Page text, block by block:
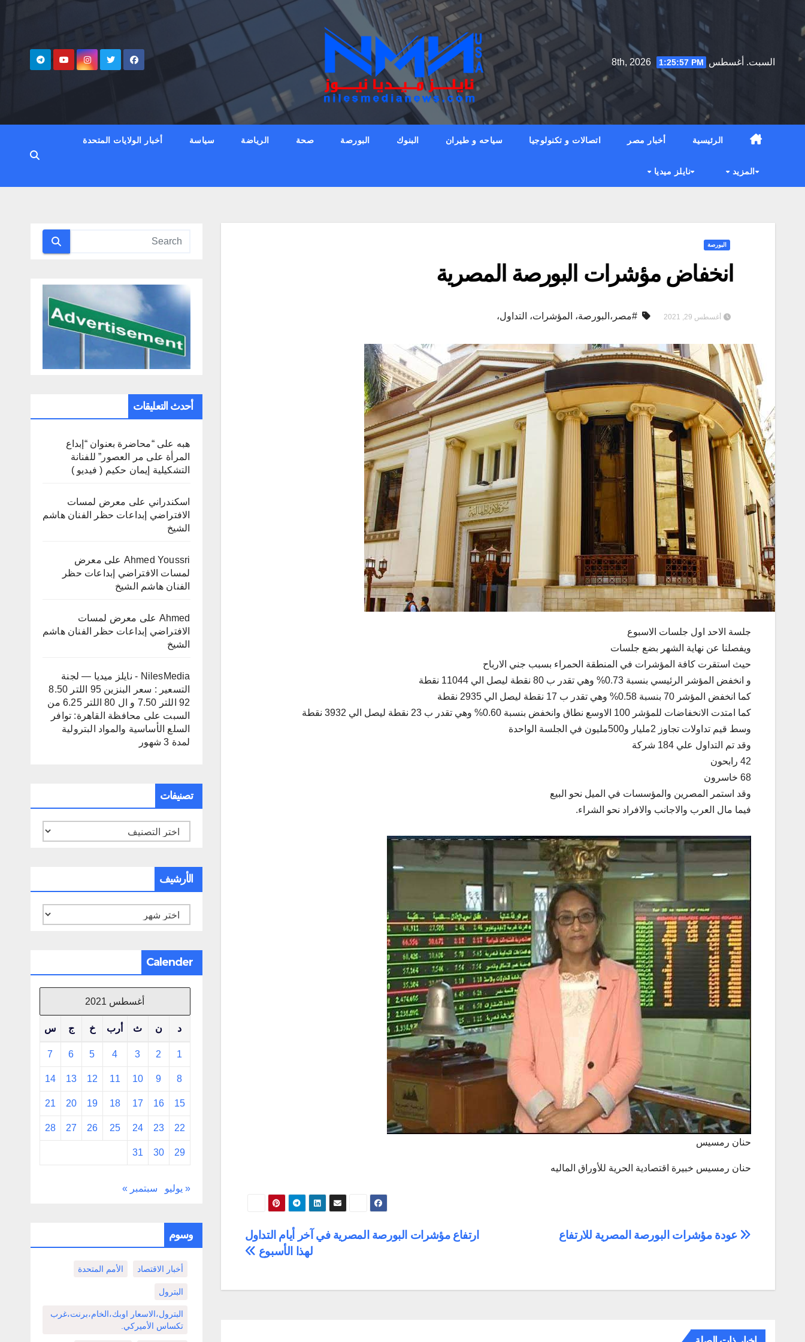
to
السبت. أغسطس 8th, 2026
1:25:59 PM
الرئيسية أخبار مصر اتصالات و تكنولوجيا سياحه و طيران البنوك البورصة صحة الرياضة سياسة أخبار الولايات المتحدة
المزيد نايلز ميديا
البورصة
انخفاض مؤشرات البورصة المصرية
أغسطس 29, 2021 #مصر،البورصة، المؤشرات، التداول،
جلسة الاحد اول جلسات الاسبوع
ويفصلنا عن نهاية الشهر بضع جلسات
حيث استقرت كافة المؤشرات في المنطقة الحمراء بسبب جني الارباح
و انخفض المؤشر الرئيسي بنسبة 0.73% وهي تقدر ب 80 نقطة ليصل الي 11044 نقطة
كما انخفض المؤشر 70 بنسبة 0.58% وهي تقدر ب 17 نقطة ليصل الي 2935 نقطة
كما امتدت الانخفاضات للمؤشر 100 الاوسع نطاق وانخفض بنسبة 0.60% وهي تقدر ب 23 نقطة ليصل الي 3932 نقطة
وسط قيم تداولات تجاوز 2مليار و500مليون في الجلسة الواحدة
وقد تم التداول علي 184 شركة
42 رابحون
68 خاسرون
وقد استمر المصرين والمؤسسات في الميل نحو البيع
فيما مال العرب والاجانب والافراد نحو الشراء.
حنان رمسيس
حنان رمسيس خبيرة اقتصادية الحرية للأوراق الماليه
تصفّح
ارتفاع مؤشرات البورصة المصرية في آخر أيام التداول
لهذا الأسبوع
عودة مؤشرات البورصة المصرية للارتفاع
أحدث التعليقات
هبه على“محاضرة بعنوان “إبداع
المرأة على مر العصور” للفنانة
التشكيلية إيمان حكيم ( فيديو )
اسكندراني على معرض لمسات
الافتراضي إبداعات حظر الفنان هاشم
الشيخ
Ahmed Youssri على معرض
لمسات الافتراضي إبداعات حظر
الفنان هاشم الشيخ
Ahmed على معرض لمسات
الافتراضي إبداعات حظر الفنان هاشم
الشيخ
NilesMedia - نايلز ميديا — لجنة
التسعير : سعر البنزين 95 اللتر 8.50
92 اللتر 7.50 و ال 80 اللتر 6.25 من
السبت على محافظة القاهرة: توافر
السلع الأساسية والمواد البترولية
لمدة 3 شهور
تصنيفات
تصنيفات
الأرشيف
الأرشيف
Calender
أغسطس 2021
د ن ث أرب خ ج س
1
2
3
4
5
6
7
8
9
10
11
12
13
14
15
16
17
18
19
20
21
22
23
24
25
26
27
28
29
30
31
« يوليو سبتمبر »
وسوم
أخبار الاقتصاد الأمم المتحدة
البترول
البترول،الاسعار اوبك،الخام،برنت،غرب
تكساس الأميركي.